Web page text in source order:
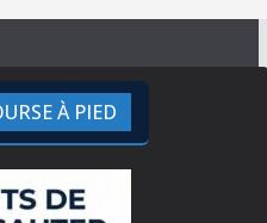
À PIED